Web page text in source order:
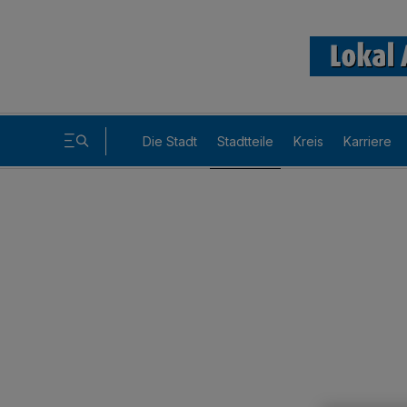
Die Stadt Stadtteile Kreis Karriere